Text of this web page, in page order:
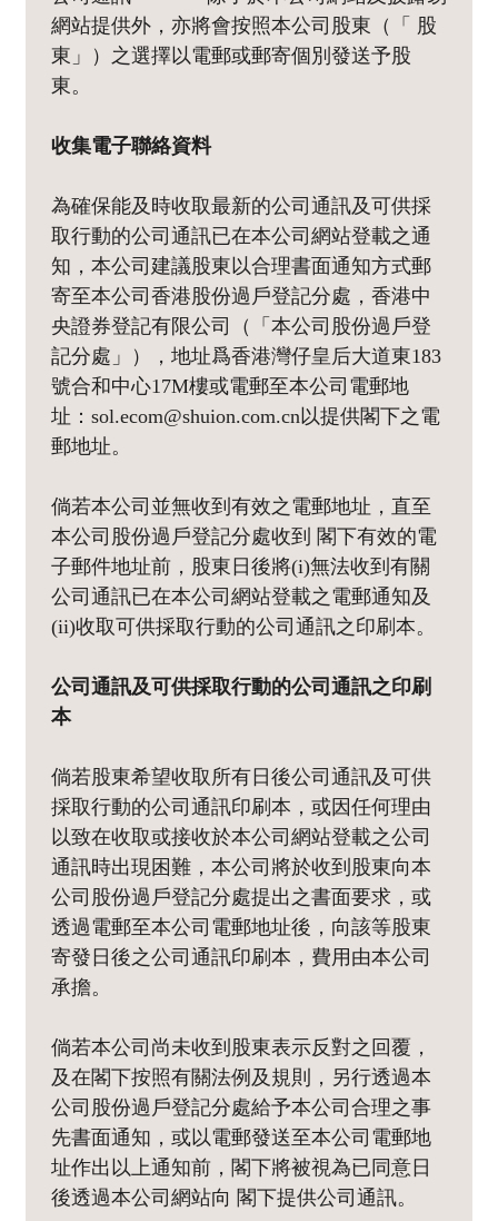
網站提供外，亦將會按照本公司股東（「 股
東」）之選擇以電郵或郵寄個別發送予股
東。
收集電子聯絡資料
為確保能及時收取最新的公司通訊及可供採
取行動的公司通訊已在本公司網站登載之通
知，本公司建議股東以合理書面通知方式郵
寄至本公司香港股份過戶登記分處，香港中
央證券登記有限公司（「本公司股份過戶登
記分處」），地址爲香港灣仔皇后大道東183
號合和中心17M樓或電郵至本公司電郵地
址：sol.ecom@shuion.com.cn以提供閣下之電
郵地址。
倘若本公司並無收到有效之電郵地址，直至
本公司股份過戶登記分處收到 閣下有效的電
子郵件地址前，股東日後將(i)無法收到有關
公司通訊已在本公司網站登載之電郵通知及
(ii)收取可供採取行動的公司通訊之印刷本。
公司通訊及可供採取行動的公司通訊之印刷
本
倘若股東希望收取所有日後公司通訊及可供
採取行動的公司通訊印刷本，或因任何理由
以致在收取或接收於本公司網站登載之公司
通訊時出現困難，本公司將於收到股東向本
公司股份過戶登記分處提出之書面要求，或
透過電郵至本公司電郵地址後，向該等股東
寄發日後之公司通訊印刷本，費用由本公司
承擔。
倘若本公司尚未收到股東表示反對之回覆，
及在閣下按照有關法例及規則，另行透過本
公司股份過戶登記分處給予本公司合理之事
先書面通知，或以電郵發送至本公司電郵地
址作出以上通知前，閣下將被視為已同意日
後透過本公司網站向 閣下提供公司通訊。